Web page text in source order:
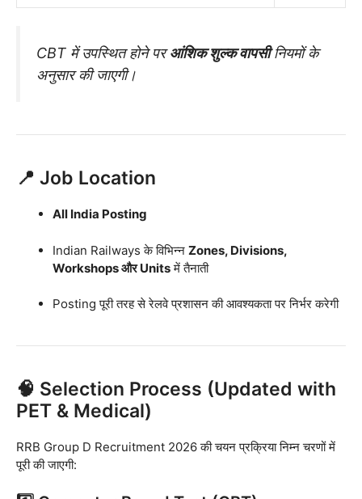
CBT में उपस्थित होने परआंशिक शुल्क वापसीनियमों के
अनुसार की जाएगी।
📍 Job Location
All India Posting
Indian Railways के विभिन्न Zones, Divisions,
Workshops और Unitsमें तैनाती
Posting पूरी तरह से रेलवे प्रशासन की आवश्यकता पर निर्भर करेगी
🧠 Selection Process (Updated with
PET & Medical)
RRB Group D Recruitment 2026 की चयन प्रक्रिया निम्न चरणों में
पूरी की जाएगी: